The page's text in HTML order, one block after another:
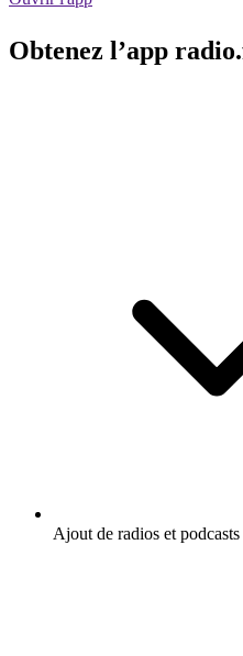
Obtenez l’app
Ajout de radios et